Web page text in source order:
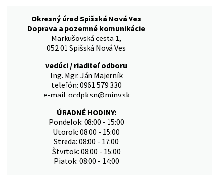
Okresný úrad Spišská Nová Ves
Doprava a pozemné komunikácie
Markušovská cesta 1,
052 01 Spišská Nová Ves
vedúci / riaditeľ odboru
Ing. Mgr. Ján Majerník
telefón: 0961 579 330
e-mail: ocdpk.sn@minv.sk
ÚRADNÉ HODINY:
Pondelok: 08:00 - 15:00
Utorok: 08:00 - 15:00
Streda: 08:00 - 17:00
Štvrtok: 08:00 - 15:00
Piatok: 08:00 - 14:00